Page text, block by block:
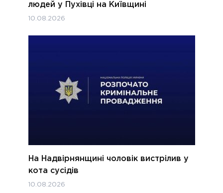
людей у Пухівці на Київщині
10.08.2026
На Надвірнянщині чоловік вистрілив у
кота сусідів
10.08.2026